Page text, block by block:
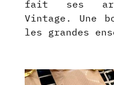
fait ses
Vintage. Une
les grandes